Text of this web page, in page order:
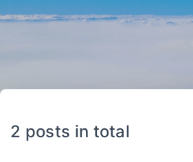
2 posts in total